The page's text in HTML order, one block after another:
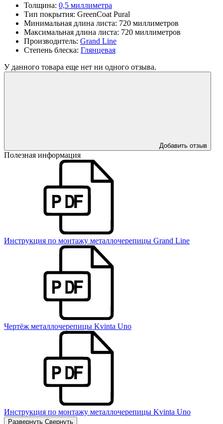
Толщина: 0,5 миллиметра
Тип покрытия: GreenCoat Pural
Минимальная длина листа: 720 миллиметров
Максимальная длина листа: 720 миллиметров
Производитель: Grand Line
Степень блеска: Глянцевая
У данного товара еще нет ни одного отзыва.
Добавить отзыв
Полезная информация
Инструкция по монтажу металлочерепицы Grand Line
Чертёж металлочерепицы Kvinta Uno
Инструкция по монтажу металлочерепицы Kvinta Uno
Развернуть Свернуть